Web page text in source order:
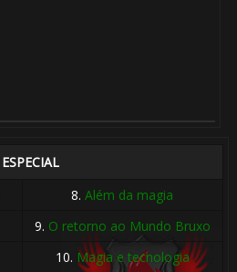
ESPECIAL
8.Além da magia
9. O retorno ao Mundo Bruxo
10. Magia e tecnologia